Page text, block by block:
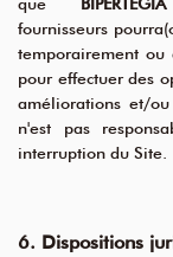
fournisseurs
temporairement
pour effectuer des
améliorations et/
n'est pas
interruption du Site.
6. Dispositions